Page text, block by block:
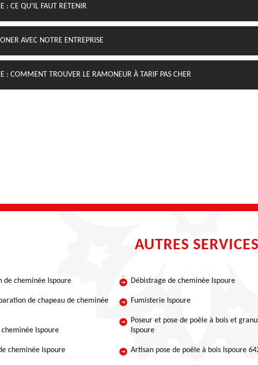
: CE QU’IL FAUT RETENIR
AVEC NOTRE ENTREPRISE
: COMMENT TROUVER LE RAMONEUR À TARIF PAS CHER
AUTRES SERVICES
de cheminée Ispoure
de chapeau de cheminée
cheminée Ispoure
cheminée Ispoure
Débistrage de cheminée Ispoure
Fumisterie Ispoure
Poseur et pose de poêle à bois et
Ispoure
Artisan pose de poêle à bois Ispoure